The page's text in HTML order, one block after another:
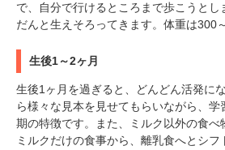
で、自分で行けるところまで歩こうとし
だんと生えそろってきます。体重は300
生後1～2ヶ月
生後1ヶ月を過ぎると、どんどん活発に
ら様々な見本を見せてもらいながら、
期の特徴です。また、ミルク以外の食べ
ミルクだけの食事から、離乳食へとシフ